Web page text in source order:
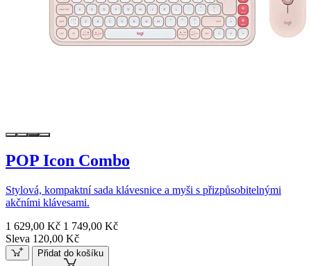
POP Icon Combo
Stylová, kompaktní sada klávesnice a myši s přizpůsobitelnými
akčními klávesami.
1 629,00 Kč 1 749,00 Kč
Sleva 120,00 Kč
Přidat do košíku